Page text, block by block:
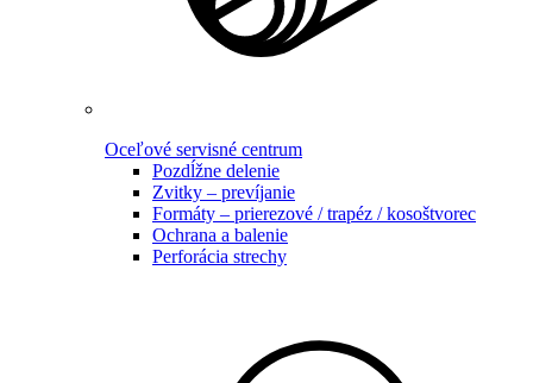
Oceľové servisné centrum
Pozdĺžne delenie
Zvitky – prevíjanie
Formáty – prierezové / trapéz / kosoštvorec
Ochrana a balenie
Perforácia strechy